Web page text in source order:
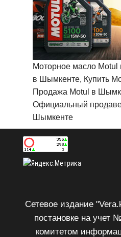
Моторное масло Motul
в Шымкенте, Купить
Продажа Motul в
Официальный
Шымкенте
Сетевое издание
постановке на учет
комитетом